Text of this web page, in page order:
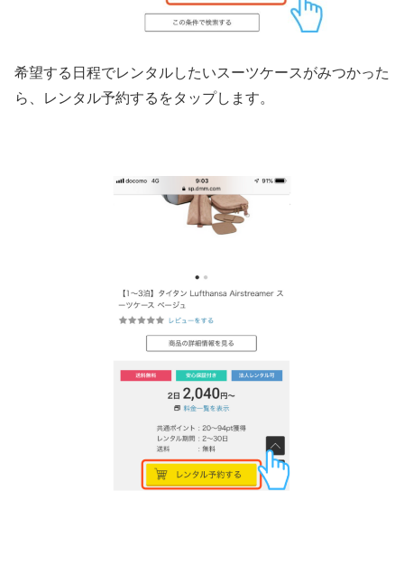
希望する日程でレンタルしたいスーツケースがみつかった
ら、レンタル予約するをタップします。